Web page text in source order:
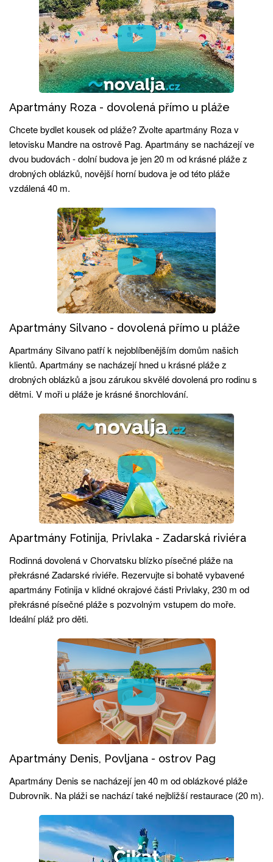
Apartmány Roza - dovolená přímo u pláže
Chcete bydlet kousek od pláže? Zvolte apartmány Roza v
letovisku Mandre na ostrově Pag. Apartmány se nacházejí ve
dvou budovách - dolní budova je jen 20 m od krásné pláže z
drobných oblázků, novější horní budova je od této pláže
vzdálená 40 m.
Apartmány Silvano - dovolená přímo u pláže
Apartmány Silvano patří k nejoblíbenějším domům našich
klientů. Apartmány se nacházejí hned u krásné pláže z
drobných oblázků a jsou zárukou skvělé dovolená pro rodinu s
dětmi. V moři u pláže je krásné šnorchlování.
Apartmány Fotinija, Privlaka - Zadarská riviéra
Rodinná dovolená v Chorvatsku blízko písečné pláže na
překrásné Zadarské riviéře. Rezervujte si bohatě vybavené
apartmány Fotinija v klidné okrajové části Privlaky, 230 m od
překrásné písečné pláže s pozvolným vstupem do moře.
Ideální pláž pro děti.
Apartmány Denis, Povljana - ostrov Pag
Apartmány Denis se nacházejí jen 40 m od oblázkové pláže
Dubrovnik. Na pláži se nachází také nejbližší restaurace (20 m).